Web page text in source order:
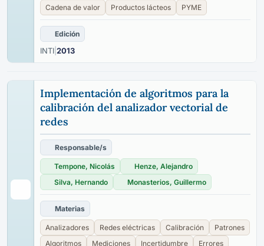
Cadena de valor Productos lácteos PYME
Edición
INTI 2013
Implementación de algoritmos para la
calibración del analizador vectorial de
redes
Responsable/s
Tempone, Nicolás
Henze, Alejandro
Silva, Hernando
Monasterios, Guillermo
Materias
Analizadores Redes eléctricas Calibración
Patrones
Algoritmos
Mediciones Incertidumbre Errores